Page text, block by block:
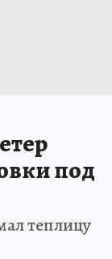
под
теплицу